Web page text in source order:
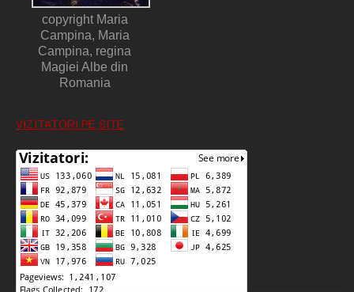
copyright Maria
Campina, Maria
Campina, regina
Magiei Albe din
Romania
VIZITATORI PE SITE